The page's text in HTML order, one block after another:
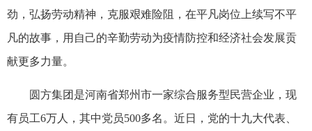
劲，弘扬劳动精神，克服艰难险阻，在平凡岗位上续写不平
凡的故事，用自己的辛勤劳动为疫情防控和经济社会发展贡
献更多力量。
圆方集团是河南省郑州市一家综合服务型民营企业，现
有员工6万人，其中党员500多名。近日，党的十九大代表、